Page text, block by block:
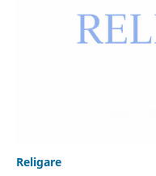
Religare